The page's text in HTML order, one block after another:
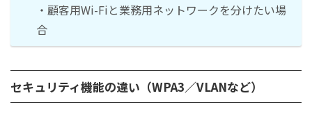
・顧客用Wi-Fiと業務用ネットワークを分けたい場
合
セキュリティ機能の違い（WPA3／VLANなど）